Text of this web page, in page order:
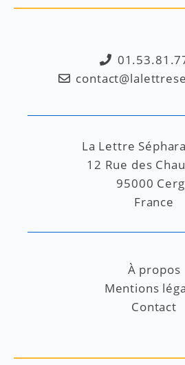
La Lettre
12 Rue des
95000
France
À propos
Mentions
Contact